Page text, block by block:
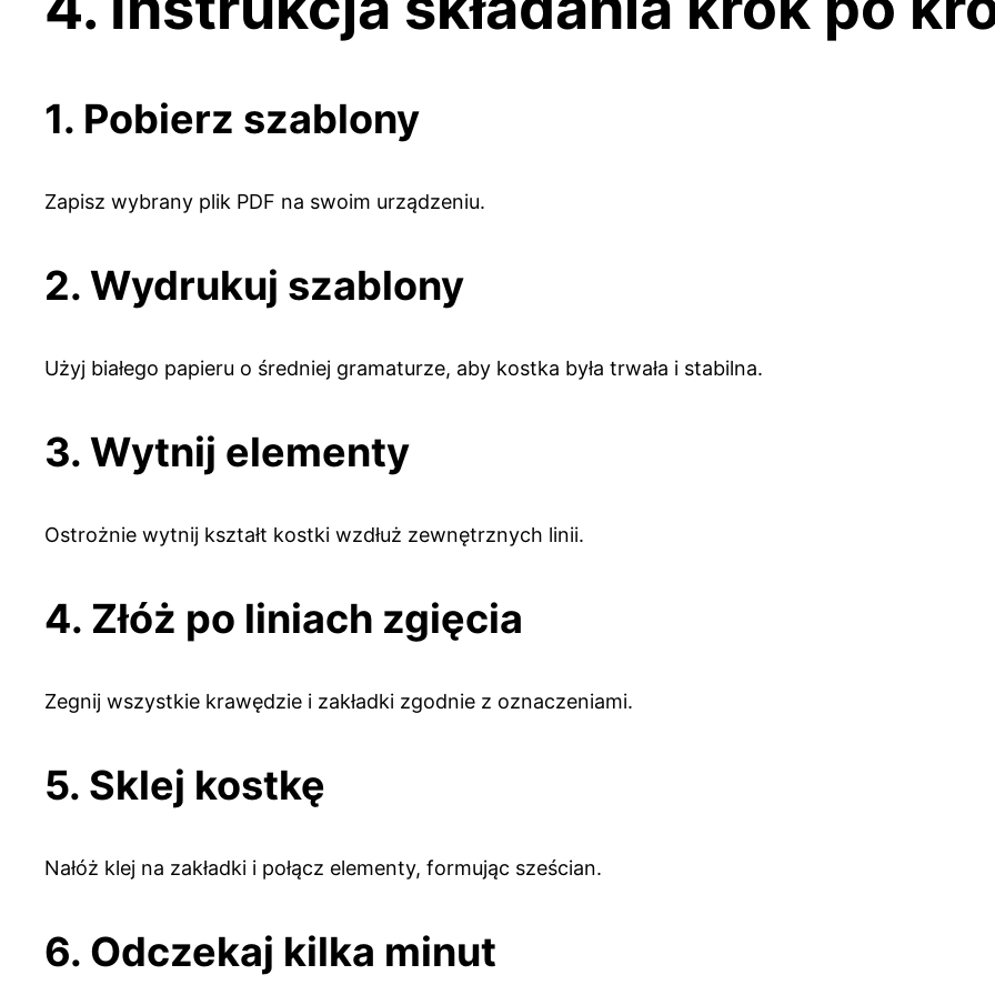
1. Pobierz szablony
Zapisz wybrany plik PDF na swoim urządzeniu.
2. Wydrukuj szablony
Użyj białego papieru o średniej gramaturze, aby kostka była trwała i stabilna.
3. Wytnij elementy
Ostrożnie wytnij kształt kostki wzdłuż zewnętrznych linii.
4. Złóż po liniach zgięcia
Zegnij wszystkie krawędzie i zakładki zgodnie z oznaczeniami.
5. Sklej kostkę
Nałóż klej na zakładki i połącz elementy, formując sześcian.
6. Odczekaj kilka minut